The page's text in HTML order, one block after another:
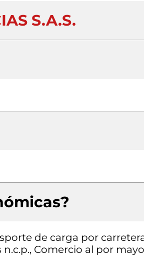
S.A.S.
de carga por
Comercio al por